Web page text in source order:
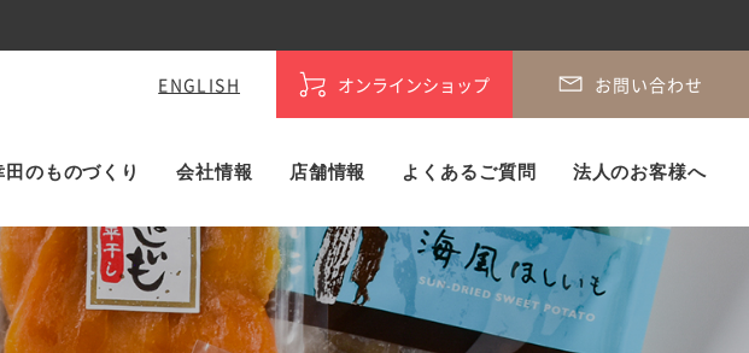
ENGLISH オンラインショップ お問い合わせ
田のものづくり 会社情報 店舗情報 よくあるご質問 法人のお客様へ